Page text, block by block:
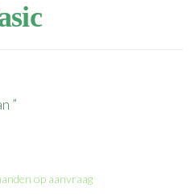
”
op aanvraag